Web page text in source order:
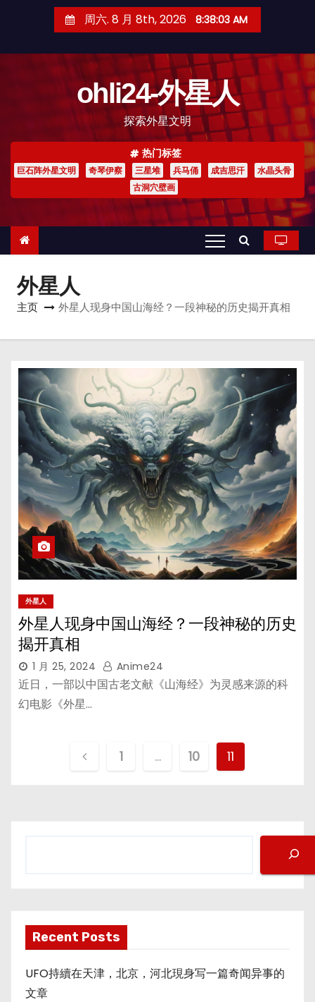
周六. 8 月 8th, 2026 8:38:04 AM
ohli24-外星人
探索外星文明
热门标签
巨石阵外星文明 奇琴伊察 三星堆 兵马俑 成吉思汗
水晶头骨
古洞穴壁画
外星人
主页 外星人现身中国山海经？一段神秘的历史揭开真相
外星人
外星人现身中国山海经？一段神秘的历史
揭开真相
1 月 25, 2024 Anime24
近日，一部以中国古老文献《山海经》为灵感来源的科
幻电影《外星…
文
1 … 10 11
Recent Posts
UFO持續在天津，北京，河北現身写一篇奇闻异事的
文章